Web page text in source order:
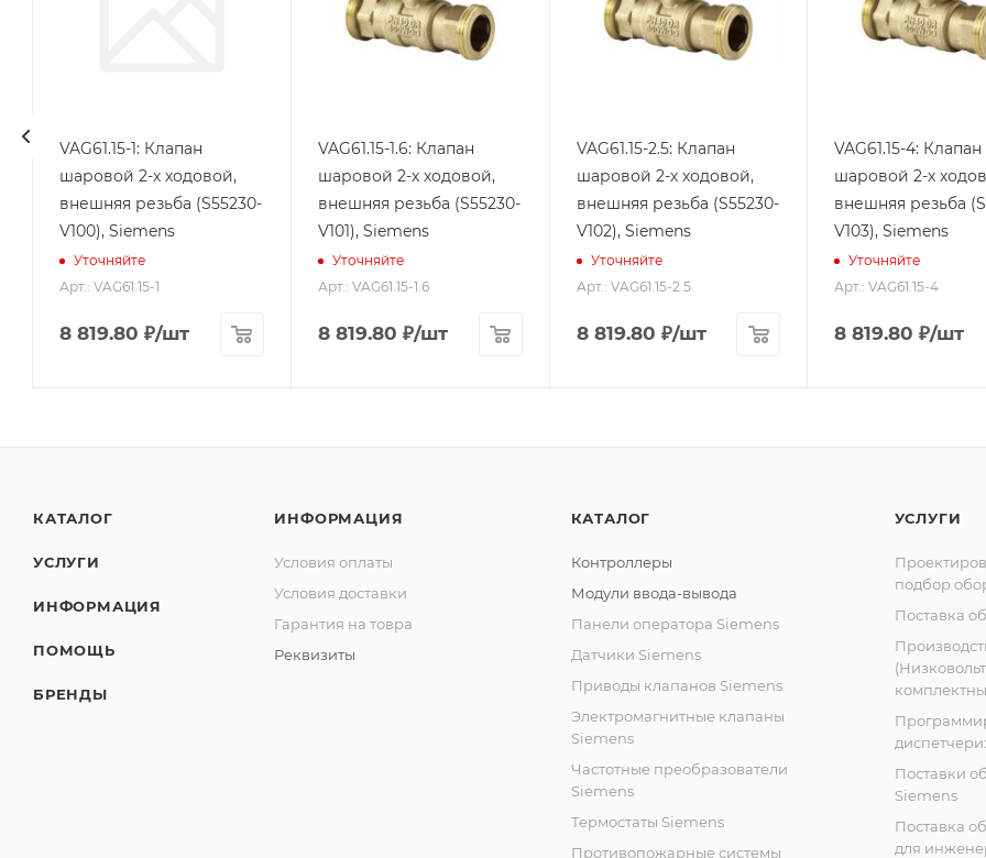
VAG61.15-1: Клапан
шаровой 2-х ходовой,
внешняя резьба (S55230-
V100), Siemens
Уточняйте
Арт.: VAG61.15-1
8 819.80 ₽/шт
VAG61.15-1.6: Клапан
шаровой 2-х ходовой,
внешняя резьба (S55230-
V101), Siemens
Уточняйте
Арт.: VAG61.15-1.6
8 819.80 ₽/шт
VAG61.15-2.5: Клапан
шаровой 2-х ходовой,
внешняя резьба (S55230-
V102), Siemens
Уточняйте
Арт.: VAG61.15-2.5
8 819.80 ₽/шт
VAG61.15-4: Клапан
шаровой 2-х
внешняя резьба
V103), Siemens
Уточняйте
Арт.: VAG61.15-4
8 819.80 ₽/шт
КАТАЛОГ
УСЛУГИ
ИНФОРМАЦИЯ
ПОМОЩЬ
БРЕНДЫ
ИНФОРМАЦИЯ
Условия оплаты
Условия доставки
Гарантия на товра
Реквизиты
КАТАЛОГ
Контроллеры
Модули ввода-вывода
Панели оператора Siemens
Датчики Siemens
Приводы клапанов Siemens
Электромагнитные клапаны
Siemens
Частотные преобразователи
Siemens
Термостаты Siemens
Противопожарные системы
УСЛУГИ
подбор
Поставка
Поставки
Siemens
Поставка
для